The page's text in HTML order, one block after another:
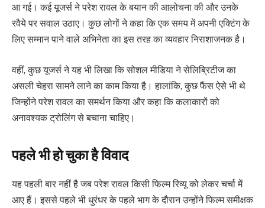
आ गई। कई यूजर्स ने परेश रावल के बयान की आलोचना की और उनके
रवैये पर सवाल उठाए। कुछ लोगों ने कहा कि एक समय में अपनी एक्टिंग के
लिए सम्मान पाने वाले अभिनेता का इस तरह का व्यवहार निराशाजनक है।
वहीं, कुछ यूजर्स ने यह भी लिखा कि सोशल मीडिया ने सेलिब्रिटीज का
असली चेहरा सामने लाने का काम किया है। हालांकि, कुछ फैंस ऐसे भी थे
जिन्होंने परेश रावल का समर्थन किया और कहा कि कलाकारों को
अनावश्यक ट्रोलिंग से बचाना चाहिए।
पहले भी हो चुका है विवाद
यह पहली बार नहीं है जब परेश रावल किसी फिल्म रिव्यू को लेकर चर्चा में
आए हैं। इससे पहले भी धुरंधर के पहले भाग के दौरान उन्होंने फिल्म समीक्षक